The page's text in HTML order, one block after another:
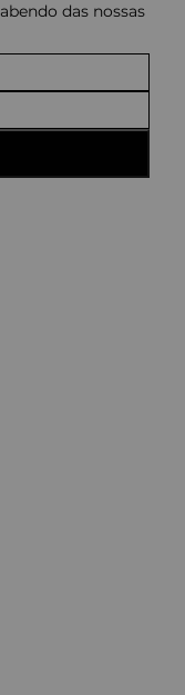
das nossas